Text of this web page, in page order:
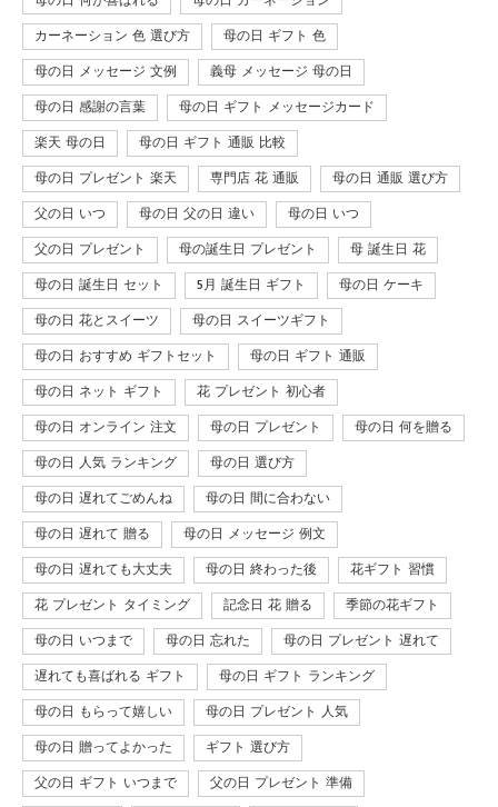
カーネーション 色 選び方 母の日 ギフト 色
母の日 メッセージ 文例 義母 メッセージ 母の日
母の日 感謝の言葉 母の日 ギフト メッセージカード
楽天 母の日 母の日 ギフト 通販 比較
母の日 プレゼント 楽天 専門店 花 通販 母の日 通販 選び方
父の日 いつ 母の日 父の日 違い 母の日 いつ
父の日 プレゼント 母の誕生日 プレゼント 母 誕生日 花
母の日 誕生日 セット 5月 誕生日 ギフト 母の日 ケーキ
母の日 花とスイーツ 母の日 スイーツギフト
母の日 おすすめ ギフトセット 母の日 ギフト 通販
母の日 ネット ギフト 花 プレゼント 初心者
母の日 オンライン 注文 母の日 プレゼント 母の日 何を贈る
母の日 人気 ランキング 母の日 選び方
母の日 遅れてごめんね 母の日 間に合わない
母の日 遅れて 贈る 母の日 メッセージ 例文
母の日 遅れても大丈夫 母の日 終わった後 花ギフト 習慣
花 プレゼント タイミング 記念日 花 贈る 季節の花ギフト
母の日 いつまで 母の日 忘れた 母の日 プレゼント 遅れて
遅れても喜ばれる ギフト 母の日 ギフト ランキング
母の日 もらって嬉しい 母の日 プレゼント 人気
母の日 贈ってよかった ギフト 選び方
父の日 ギフト いつまで 父の日 プレゼント 準備